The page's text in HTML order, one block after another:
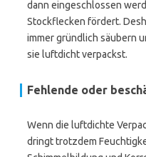
dann eingeschlossen
Stockflecken fördert.
immer gründlich säubern
sie luftdicht verpackst.
Fehlende oder
Wenn die luftdichte
dringt trotzdem